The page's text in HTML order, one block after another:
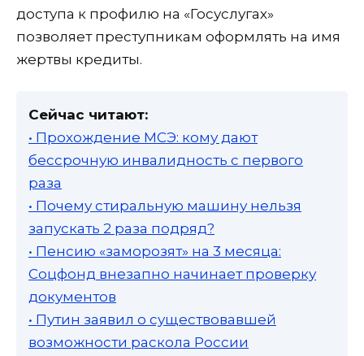
доступа к профилю на «Госуслугах»
позволяет преступникам оформлять на имя
жертвы кредиты.
Сейчас читают:
• Прохождение МСЭ: кому дают
бессрочную инвалидность с первого
раза
• Почему стиральную машину нельзя
запускать 2 раза подряд?
• Пенсию «заморозят» на 3 месяца:
Соцфонд внезапно начинает проверку
документов
• Путин заявил о существовавшей
возможности раскола России